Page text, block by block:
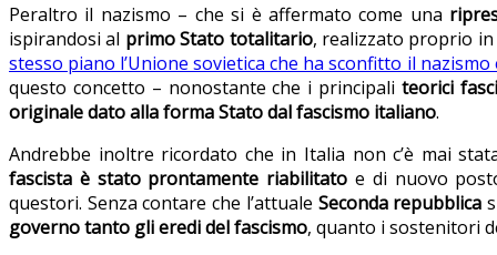
Peraltro il nazismo – che si è affermato come una
ispirandosi al primo Stato totalitario, realizzato proprio
stesso piano l’Unione sovietica che ha sconfitto il nazismo
questo concetto – nonostante che i principali teorici
originale dato alla forma Stato dal fascismo italiano.
Andrebbe inoltre ricordato che in Italia non c’è mai
fascista è stato prontamente riabilitato e di nuovo
questori. Senza contare che l’attuale Seconda repubblica
governo tanto gli eredi del fascismo, quanto i sostenitori